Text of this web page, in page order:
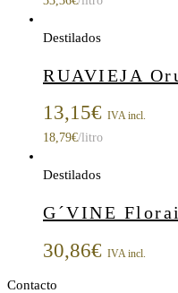
Destilados
RUAVIEJA
13,15€ IVA incl.
18,79€/litro
Destilados
G´VINE
30,86€ IVA incl.
Contacto